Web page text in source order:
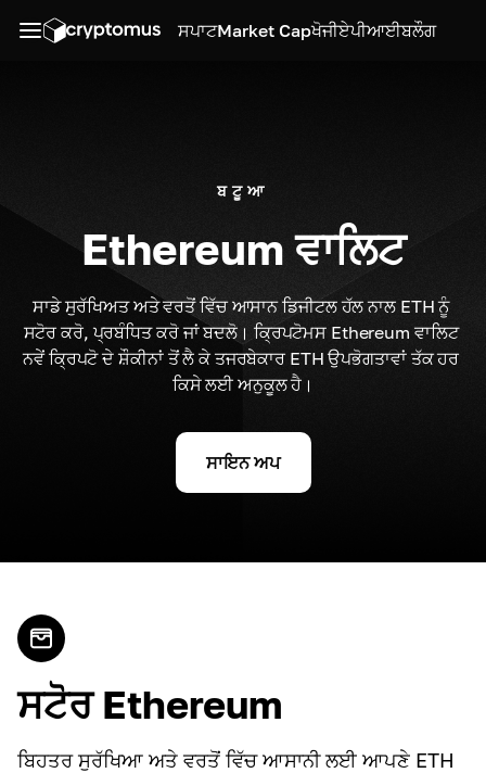
ਸਪਾਟMarket Capਖੋਜੀਏਪੀਆਈਬਲੌਗ
ਬਟੂਆ
Ethereum ਵਾਲਿਟ
ਸਾਡੇ ਸੁਰੱਖਿਅਤ ਅਤੇ ਵਰਤੋਂ ਵਿੱਚ ਆਸਾਨ ਡਿਜੀਟਲ ਹੱਲ ਨਾਲ ETH ਨੂੰ
ਸਟੋਰ ਕਰੋ, ਪ੍ਰਬੰਧਿਤ ਕਰੋ ਜਾਂ ਬਦਲੋ। ਕ੍ਰਿਪਟੋਮਸ Ethereum ਵਾਲਿਟ
ਨਵੇਂ ਕ੍ਰਿਪਟੋ ਦੇ ਸ਼ੌਕੀਨਾਂ ਤੋਂ ਲੈ ਕੇ ਤਜਰਬੇਕਾਰ ETH ਉਪਭੋਗਤਾਵਾਂ ਤੱਕ ਹਰ
ਕਿਸੇ ਲਈ ਅਨੁਕੂਲ ਹੈ।
ਸਾਇਨ ਅਪ
ਸਟੋਰ Ethereum
ਬਿਹਤਰ ਸੁਰੱਖਿਆ ਅਤੇ ਵਰਤੋਂ ਵਿੱਚ ਆਸਾਨੀ ਲਈ ਆਪਣੇ ETH